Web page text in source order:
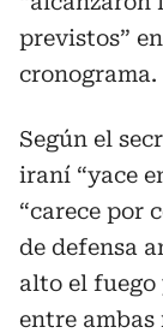
previstos”
cronograma.
Según el
iraní “yace
“carece por
de defensa
alto el fuego
entre ambas